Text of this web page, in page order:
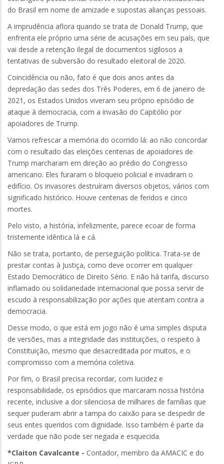
do Brasil em nome de amizade e supostas alianças pessoais.
A imprudência aflora quando se trata de Donald Trump, que
enfrenta ele próprio uma série de acusações em seu país, que
vai desde a retenção ilegal de documentos sigilosos a
tentativas de subversão do resultado eleitoral de 2020.
Coincidência ou não, fato é que dois anos antes da
depredação das sedes dos Três Poderes, em 6 de janeiro de
2021, os Estados Unidos viveram seu próprio episódio de
ataque à democracia, com a invasão do Capitólio por
apoiadores de Trump.
Vamos refrescar a memória do ocorrido lá: ao não concordar
com o resultado das eleições centenas de apoiadores de
Trump marcharam em direção ao prédio do Congresso
americano. Eles furaram o bloqueio policial e invadiram o
edifício. Os invasores destruíram diversos objetos, vários com
significado histórico. Houve centenas de feridos e cinco
mortes.
Pelo visto, a história, infelizmente, parece ecoar de forma
tristemente idêntica lá e cá.
Não se trata, portanto, de perseguição política. Trata-se de
prestar contas à Justiça, como deve ocorrer em qualquer
Estado Democrático de Direito Sério. E não há tarifa, discurso
inflamado ou solidariedade internacional que possa servir de
escudo à responsabilização por ações que atentam contra a
democracia.
Desse modo, o que está em jogo não é uma simples disputa
de versões, mas a integridade das instituições, o respeito à
Constituição, mesmo que desacreditada por muitos, e o
compromisso com a memória coletiva.
Por fim, o Brasil precisa recordar, com lucidez e
responsabilidade, os episódios que marcaram nossa história
recente, inclusive a dor silenciosa de milhares de famílias que
sequer puderam abrir a tampa do caixão para se despedir de
seus entes queridos com dignidade. Isso também é parte da
verdade que não pode ser negada e esquecida.
*Claiton Cavalcante - Contador, membro da AMACIC e do